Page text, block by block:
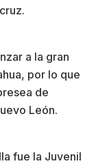
a la gran
por lo que
de
León.
fue la Juvenil